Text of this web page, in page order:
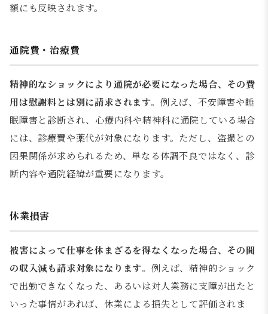
額にも反映されます。
通院費・治療費
精神的なショックにより通院が必要になった場合、その費
用は慰謝料とは別に請求されます。 例えば、不安障害や睡
眠障害と診断され、心療内科や精神科に通院している場合
には、診療費や薬代が対象になります。ただし、盗撮との
因果関係が求められるため、単なる体調不良ではなく、診
断内容や通院経緯が重要になります。
休業損害
被害によって仕事を休まざるを得なくなった場合、その間
の収入減も請求対象になります。例えば、精神的ショック
で出勤できなくなった、あるいは対人業務に支障が出たと
いった事情があれば、休業による損失として評価されま